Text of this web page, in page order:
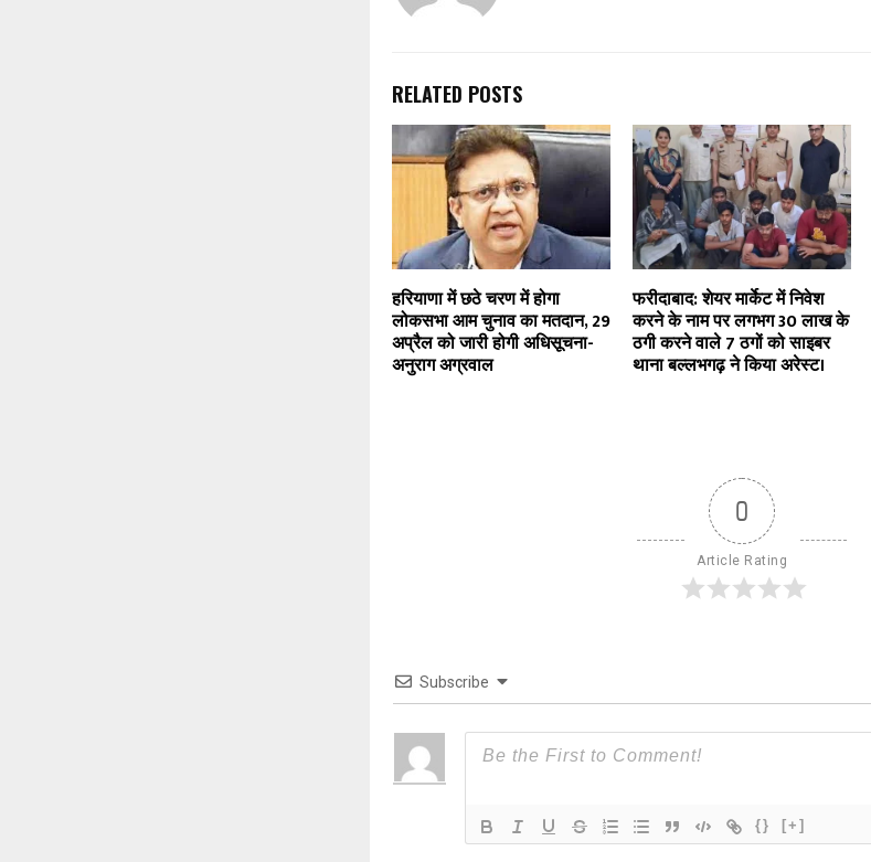
RELATED POSTS
हरियाणा में छठे चरण में होगा
लोकसभा आम चुनाव का मतदान, 29
अप्रैल को जारी होगी अधिसूचना-
अनुराग अग्रवाल
फरीदाबाद: शेयर मार्केट में निवेश
करने के नाम पर लगभग 30 लाख के
ठगी करने वाले 7 ठगों को साइबर
थाना बल्लभगढ़ ने किया अरेस्ट।
0
Article Rating
Subscribe
{} [+]